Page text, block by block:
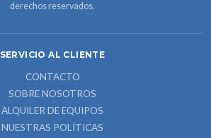
derechos reservados.
SERVICIO AL CLIENTE
CONTACTO
SOBRE NOSOTROS
ALQUILER DE EQUIPOS
NUESTRAS POLÍTICAS